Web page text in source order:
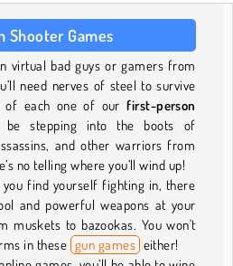
Shooter Games
virtual bad guys or gamers from
need nerves of steel to survive
of each one of ourfirst-person
be stepping into the boots of
and other warriors from
no telling where you’ll wind up!
find yourself fighting in, there
and powerful weapons at your
muskets to bazookas. You won't
in these gun games either!